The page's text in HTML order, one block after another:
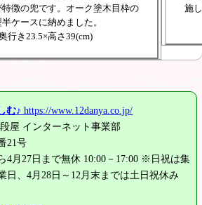
徴の兜です。オーク塗木目枠の
ケースに納めました。
行き23.5×高さ39(cm)
施
む♪ https://www.12danya.co.jp/
屋 インターネット事業部
21号
4月27日まで無休 10:00－17:00 ※日祝は集
日、4月28日～12月末までは土日祝休み